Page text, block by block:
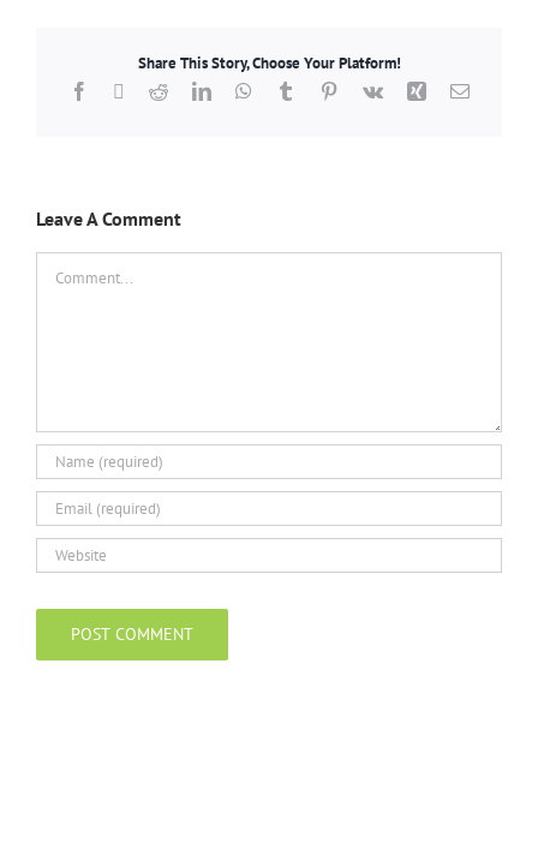
Share This Story, Choose Your Platform!
Facebook RedditLinkedInWhatsApp
TumblrPinterest
Vk Xing Email
Leave A Comment